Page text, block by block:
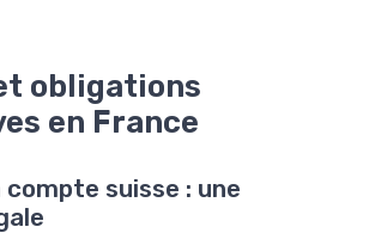
obligations
en France
suisse : une